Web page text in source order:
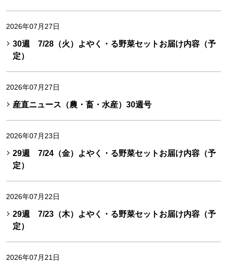
2026年07月27日
30週 7/28（火）よやく・る野菜セットお届け内容（予
定）
2026年07月27日
産直ニュース（農・畜・水産）30週号
2026年07月23日
29週 7/24（金）よやく・る野菜セットお届け内容（予
定）
2026年07月22日
29週 7/23（木）よやく・る野菜セットお届け内容（予
定）
2026年07月21日